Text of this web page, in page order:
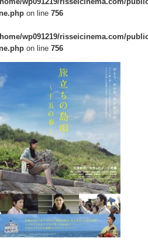
on line 756
wp091219/risseicinema.com/
on line 756